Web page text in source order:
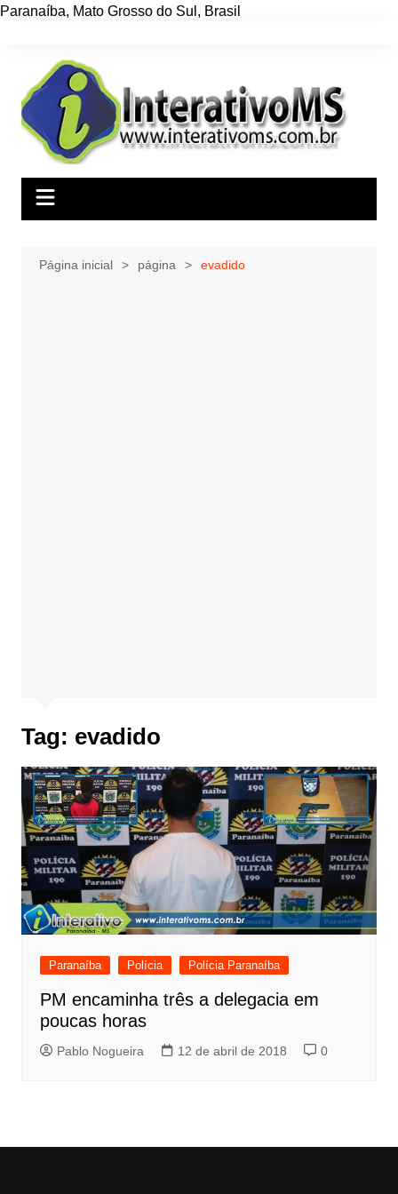
Paranaíba, Mato Grosso do Sul , Brasil
conteúdo
Página inicial página evadido
Tag: evadido
Paranaíba Polícia Polícia Paranaíba
PM encaminha três a delegacia em
poucas horas
Pablo Nogueira 12 de abril de 2018 0